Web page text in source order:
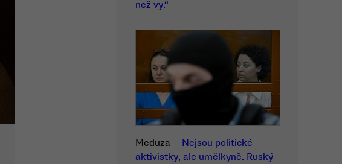
než vy.“
Meduza
Nejsou politické
aktivistky, ale umělkyně. Ruský